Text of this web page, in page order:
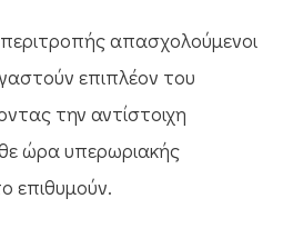
απασχολούμενοι
επιπλέον του
την αντίστοιχη
ώρα υπερωριακής
επιθυμούν.